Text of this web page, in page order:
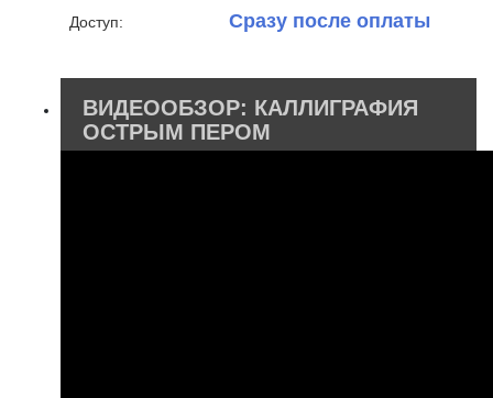
Доступ: Сразу после оплаты
ВИДЕООБЗОР: КАЛЛИГРАФИЯ
ОСТРЫМ ПЕРОМ